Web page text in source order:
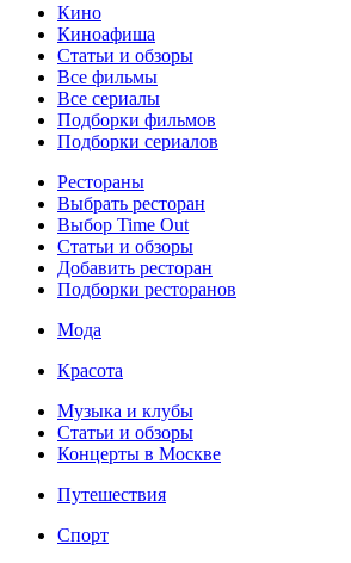
Кино
Киноафиша
Статьи и обзоры
Все фильмы
Все сериалы
Подборки фильмов
Подборки сериалов
Рестораны
Выбрать ресторан
Выбор Time Out
Статьи и обзоры
Добавить ресторан
Подборки ресторанов
Мода
Красота
Музыка и клубы
Статьи и обзоры
Концерты в Москве
Путешествия
Спорт